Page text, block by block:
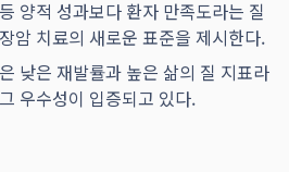
양적 성과보다 환자 만족도라는 질
암 치료의 새로운 표준을 제시한다.
낮은 재발률과 높은 삶의 질 지표라
우수성이 입증되고 있다.